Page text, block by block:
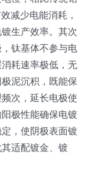
减少电能消耗，
生产效率。其次
钛基体不参与电
耗速率极低，无
泥沉积，既能保
次，延长电极使
极性能确保电镀
，使阴极表面镀
适配镀金、镀